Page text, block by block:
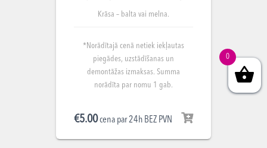
Krāsa – balta vai melna.
*Norādītajā cenā netiek iekļautas
piegādes, uzstādīšanas un
demontāžas izmaksas. Summa
norādīta par nomu 1 gab.
€5.00cena par 24h BEZ PVN
0